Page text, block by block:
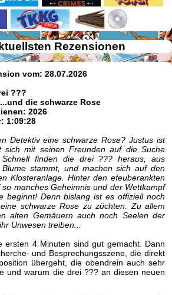
Rezensionen
vom: 28.07.2026
???
die schwarze Rose
2026
1:09:28
Detektiv eine schwarze Rose? Justus ist
sich mit seinen Freunden auf die Suche
Schnell finden die drei ??? heraus, aus
stammt, und machen sich auf den
Klosteranlage. Hinter den efeuberankten
manches Geheimnis und der Wettkampf
beginnt! Denn bislang ist es offiziell noch
schwarze Rose zu züchten. Zu allem
alten Gemäuern auch noch Seelen der
Unwesen treiben...
ersten 4 Minuten sind gut gemacht. Dann
und Besprechungsszene, die direkt
übergeht, die obendrein auch sehr
und warum die drei ??? an diesen neuen